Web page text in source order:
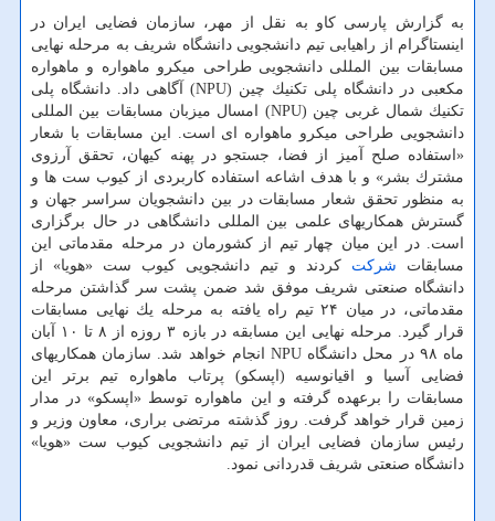
به گزارش پارسی كاو به نقل از مهر، سازمان فضایی ایران در
اینستاگرام از راهیابی تیم دانشجویی دانشگاه شریف به مرحله نهایی
مسابقات بین المللی دانشجویی طراحی میكرو ماهواره و ماهواره
مكعبی در دانشگاه پلی تكنیك چین (NPU) آگاهی داد. دانشگاه پلی
تكنیك شمال غربی چین (NPU) امسال میزبان مسابقات بین المللی
دانشجویی طراحی میكرو ماهواره ای است. این مسابقات با شعار
«استفاده صلح آمیز از فضا، جستجو در پهنه كیهان، تحقق آرزوی
مشترك بشر» و با هدف اشاعه استفاده كاربردی از كیوب ست ها و
به منظور تحقق شعار مسابقات در بین دانشجویان سراسر جهان و
گسترش همكاریهای علمی بین المللی دانشگاهی در حال برگزاری
است. در این میان چهار تیم از كشورمان در مرحله مقدماتی این
مسابقات شركت كردند و تیم دانشجویی كیوب ست «هویا» از
دانشگاه صنعتی شریف موفق شد ضمن پشت سر گذاشتن مرحله
مقدماتی، در میان ۲۴ تیم راه یافته به مرحله یك نهایی مسابقات
قرار گیرد. مرحله نهایی این مسابقه در بازه ۳ روزه از ۸ تا ۱۰ آبان
ماه ۹۸ در محل دانشگاه NPU انجام خواهد شد. سازمان همكاریهای
فضایی آسیا و اقیانوسیه (اپسكو) پرتاب ماهواره تیم برتر این
مسابقات را برعهده گرفته و این ماهواره توسط «اپسكو» در مدار
زمین قرار خواهد گرفت. روز گذشته مرتضی براری، معاون وزیر و
رئیس سازمان فضایی ایران از تیم دانشجویی كیوب ست «هویا»
دانشگاه صنعتی شریف قدردانی نمود.